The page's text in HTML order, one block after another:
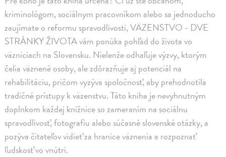
kriminológom, sociálnym pracovníkom alebo sa jednoducho
zaujímate o reformu spravodlivosti, VÄZENSTVO - DVE
STRÁNKY ŽIVOTA vám ponúka pohľad do života vo
väzniciach na Slovensku. Nielenže odhaľuje výzvy, ktorým
čelia väznené osoby, ale zdôrazňuje aj potenciál na
rehabilitáciu, pričom vyzýva spoločnosť, aby prehodnotila
tradičné prístupy k väzenstvu. Táto kniha je nevyhnutným
doplnkom každej knižnice so zameraním na sociálnu
spravodlivosť, fotografiu alebo súčasné slovenské otázky, a
pozýva čitateľov vidieť za hranice väznenia a rozpoznať
ľudskosť vo vnútri.